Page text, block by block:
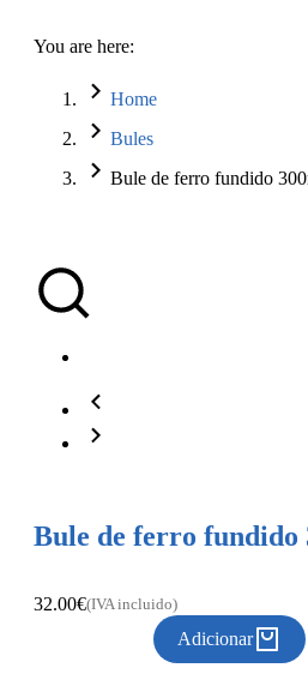
You are here:
Home
Bules
Bule de ferro fundido
Bule de ferro fundido
32.00€(IVA incluido)
Adicionar